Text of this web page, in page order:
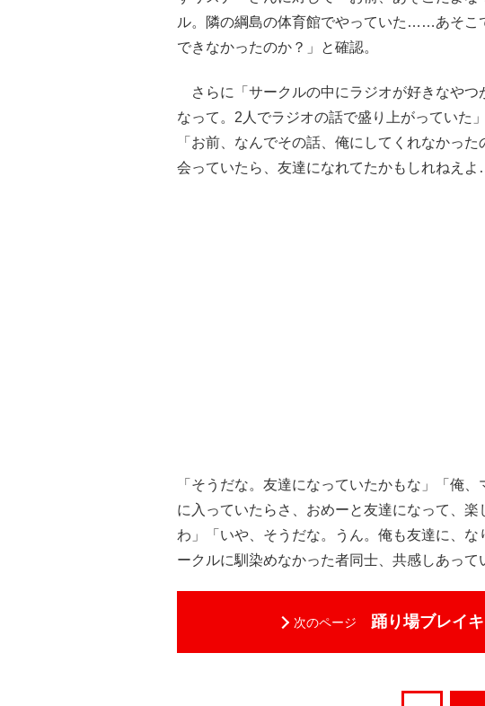
ル。隣の綱島の体育館でやっていた……あそこ
できなかったのか？」と確認。
さらに「サークルの中にラジオが好きなやつ
なって。2人でラジオの話で盛り上がっていた
「お前、なんでその話、俺にしてくれなかっ
会っていたら、友達になれてたかもしれねえ
「そうだな。友達になっていたかもな」「俺
に入っていたらさ、おめーと友達になって、楽
わ」「いや、そうだな。うん。俺も友達に、
ークルに馴染めなかった者同士、共感しあって
次のページ 踊り場ブレイ